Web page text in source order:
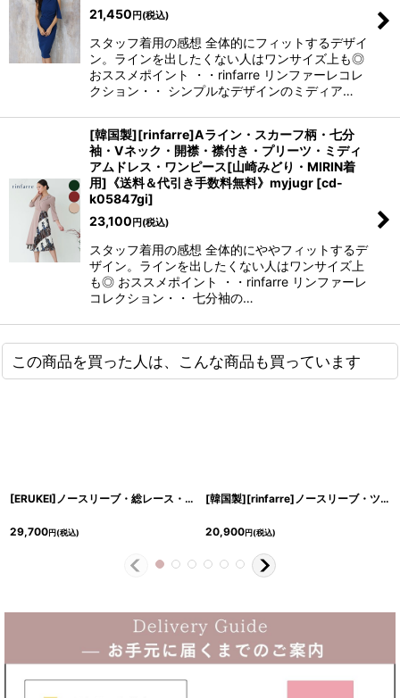
21,450 円 (税込)
スタッフ着用の感想 全体的にフィットするデザイ
ン。ラインを出したくない人はワンサイズ上も◎
おススメポイント ・・rinfarre リンファーレコレ
クション・・ シンプルなデザインのミディア…
[韓国製][rinfarre]Aライン・スカーフ柄・七分
袖・Vネック・開襟・襟付き・プリーツ・ミディ
アムドレス・ワンピース[山崎みどり・MIRIN着
用]《送料＆代引き手数料無料》myjugr [cd-
k05847gi]
23,100 円 (税込)
スタッフ着用の感想 全体的にややフィットするデ
ザイン。ラインを出したくない人はワンサイズ上
も◎ おススメポイント ・・rinfarre リンファーレ
コレクション・・ 七分袖の…
この商品を買った人は、こんな商品も買っています
[ERUKEI]ノースリーブ・総レース・切替・上品・マーメイド・ミディアムドレス・ワンピース[黒木麗奈着用]《送料＆代引き手数料無料》
29,700円(税込)
[韓国製][rinfarre]ノースリーブ・ツイード・ボタン付き・フリンジ・ストレッチ・タイト・ミディアムドレス・ワンピース[黒木麗奈着用][送料無料]
20,900円(税込)